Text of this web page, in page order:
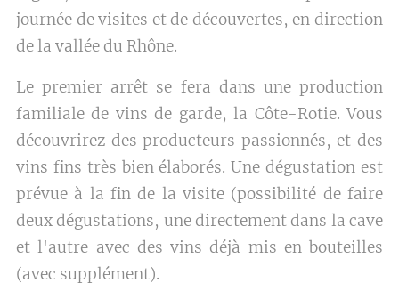
journée de visites et de découvertes, en direction
de la vallée du Rhône.
Le premier arrêt se fera dans une production
familiale de vins de garde, la Côte-Rotie. Vous
découvrirez des producteurs passionnés, et des
vins fins très bien élaborés. Une dégustation est
prévue à la fin de la visite (possibilité de faire
deux dégustations, une directement dans la cave
et l'autre avec des vins déjà mis en bouteilles
(avec supplément).